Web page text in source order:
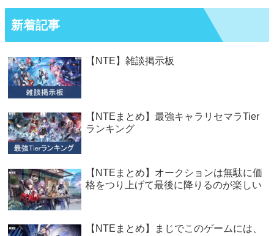
新着記事
【NTE】雑談掲示板
【NTEまとめ】最強キャラリセマラTier
ランキング
【NTEまとめ】オークションは無駄に価
格をつり上げて最後に降りるのが楽しい
【NTEまとめ】まじでこのゲームには、